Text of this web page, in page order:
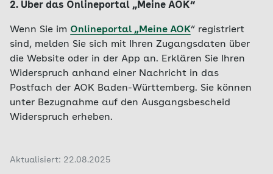
2. Über das Onlineportal „Meine AOK“
Wenn Sie im Onlineportal „Meine AOK“ registriert
sind, melden Sie sich mit Ihren Zugangsdaten über
die Website oder in der App an. Erklären Sie Ihren
Widerspruch anhand einer Nachricht in das
Postfach der AOK Baden-Württemberg. Sie können
unter Bezugnahme auf den Ausgangsbescheid
Widerspruch erheben.
Aktualisiert: 22.08.2025